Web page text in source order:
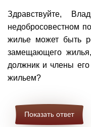
Здравствуйте,
недобросовестном
жилье может быть
замещающего
должник и члены
жильем?
Показать ответ